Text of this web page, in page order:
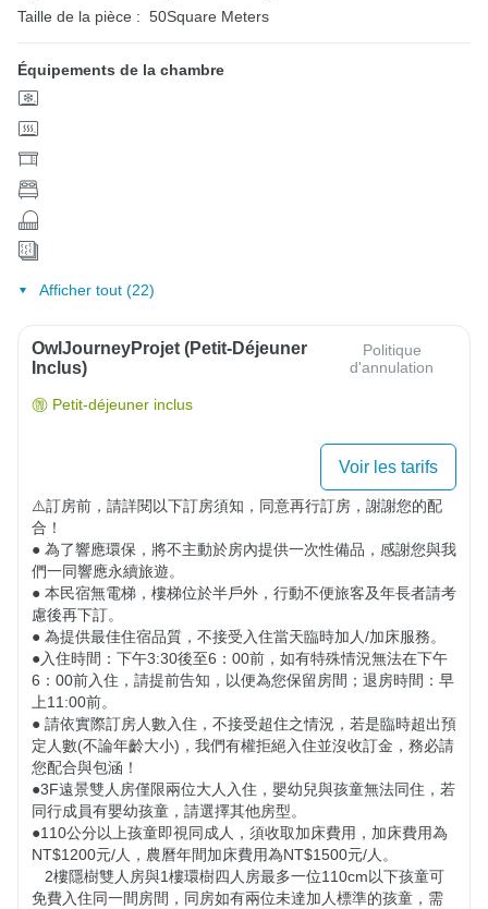
Taille de la pièce : 50Square Meters
Équipements de la chambre
Afficher tout (22)
OwlJourneyProjet (petit-Déjeuner
Inclus)
Politique
d'annulation
Petit-déjeuner inclus
Voir les tarifs
⚠️訂房前，請詳閱以下訂房須知，同意再行訂房，謝謝您的配
合！
● 為了響應環保，將不主動於房內提供一次性備品，感謝您與我
們一同響應永續旅遊。
● 本民宿無電梯，樓梯位於半戶外，行動不便旅客及年長者請考
慮後再下訂。
● 為提供最佳住宿品質，不接受入住當天臨時加人/加床服務。
●入住時間：下午3:30後至6：00前，如有特殊情況無法在下午
6：00前入住，請提前告知，以便為您保留房間；退房時間：早
上11:00前。
● 請依實際訂房人數入住，不接受超住之情況，若是臨時超出預
定人數(不論年齡大小)，我們有權拒絕入住並沒收訂金，務必請
您配合與包涵！
​​​​●​​​3F遠景雙人房僅限兩位大人入住，嬰幼兒與孩童無法同住，若
同行成員有嬰幼孩童，請選擇其他房型。
​​●​​​110公分以上孩童即視同成人，須收取加床費用，加床費用為
NT$1200元/人，農曆年間加床費用為NT$1500元/人。
免費入住同一間房間，同房如有兩位未達加人標準的孩童，需